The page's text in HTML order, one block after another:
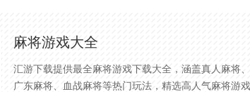
麻将游戏大全
汇游下载提供最全麻将游戏下载大全，涵盖真人麻将、
广东麻将、血战麻将等热门玩法，精选高人气麻将游